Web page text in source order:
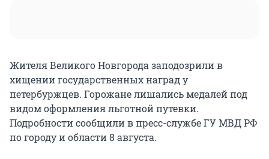
Жителя Великого Новгорода заподозрили в
хищении государственных наград у
петербуржцев. Горожане лишались медалей под
видом оформления льготной путевки.
Подробности сообщили в пресс-службе ГУ МВД РФ
по городу и области 8 августа.